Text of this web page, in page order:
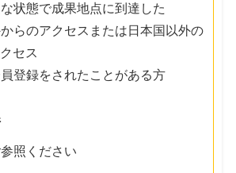
状態で成果地点に到達した
からのアクセスまたは日本国以外の
セス
員登録をされたことがある方
照ください